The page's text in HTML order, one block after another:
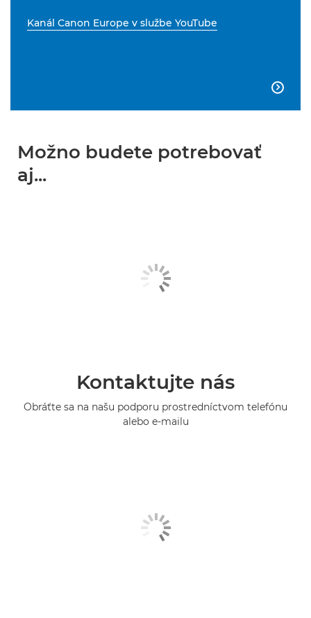
Kanál Canon Europe v službe YouTube

Možno budete potrebovať
aj...
Kontaktujte nás
Obráťte sa na našu podporu prostredníctvom telefónu
alebo e-mailu